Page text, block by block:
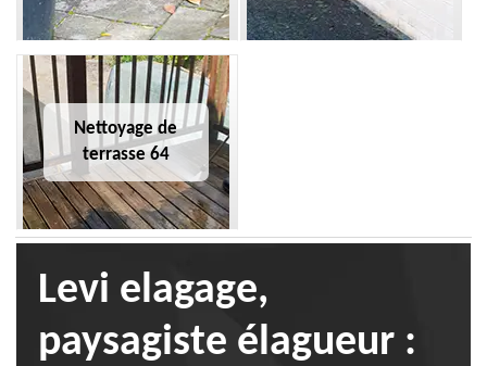
Nettoyage de
terrasse 64
Levi elagage,
paysagiste élagueur :